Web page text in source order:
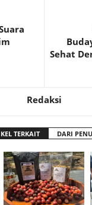
Sehat
Redaksi
TERKAIT DARI